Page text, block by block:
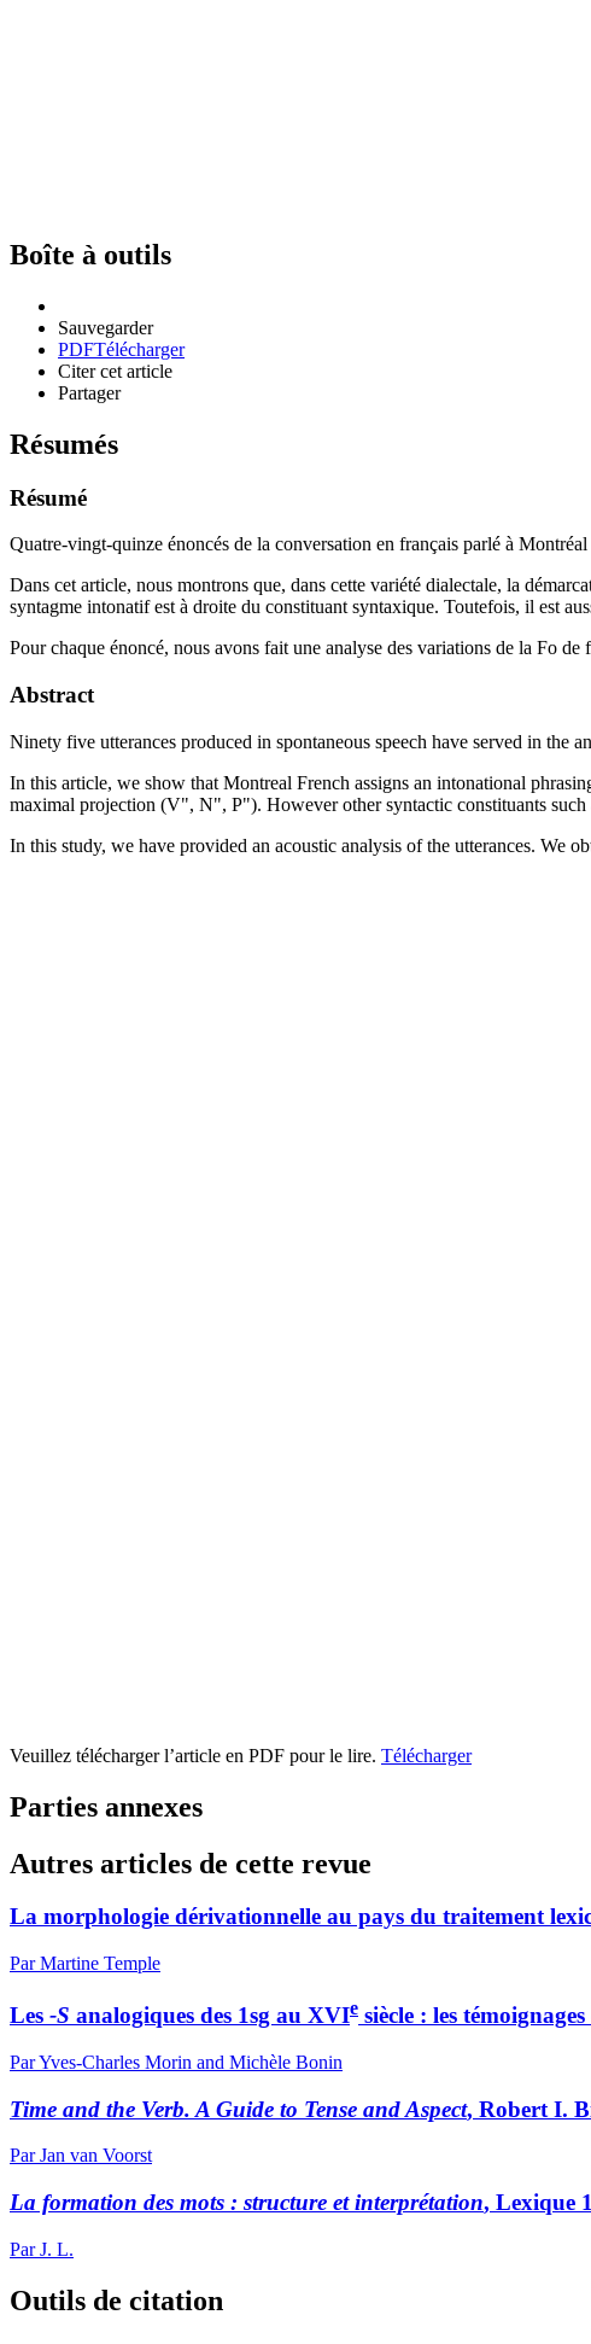
Boîte à outils
Sauvegarder
PDFTélécharger
Citer cet article
Partager
Résumés
Résumé
Quatre-vingt-quinze énoncés de la conversation en français parlé à
Dans cet article, nous montrons que, dans cette variété dialectale, la
syntagme intonatif est à droite du constituant syntaxique. Toutefois, il est
Pour chaque énoncé, nous avons fait une analyse des variations de la Fo de
Abstract
Ninety five utterances produced in spontaneous speech have served in the
In this article, we show that Montreal French assigns an intonational
maximal projection (V", N", P"). However other syntactic constituants
In this study, we have provided an acoustic analysis of the utterances. We
Veuillez télécharger l’article en PDF pour le lire. Télécharger
Parties annexes
Autres articles de cette revue
La morphologie dérivationnelle au pays du traitement
Par Martine Temple
Les -S analogiques des 1sg au XVIe siècle : les
Par Yves-Charles Morin and Michèle Bonin
Time and the Verb. A Guide to Tense and Aspect, Robert I.
Par Jan van Voorst
La formation des mots : structure et interprétation, Lexique
Par J. L.
Outils de citation